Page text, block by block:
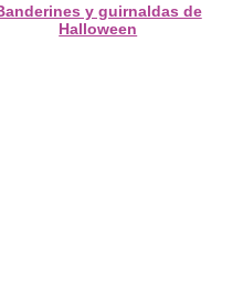
y guirnaldas de
Halloween